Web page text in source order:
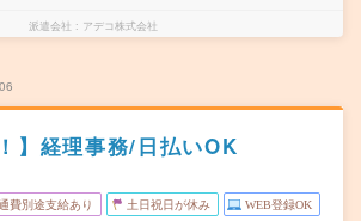
派遣会社 アデコ株式会社
】経理事務/日払いOK
費別途支給あり 土日祝日が休み WEB登録OK